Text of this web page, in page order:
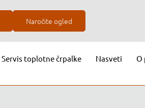
Naročite ogled
Servis toplotne črpalke Nasveti O